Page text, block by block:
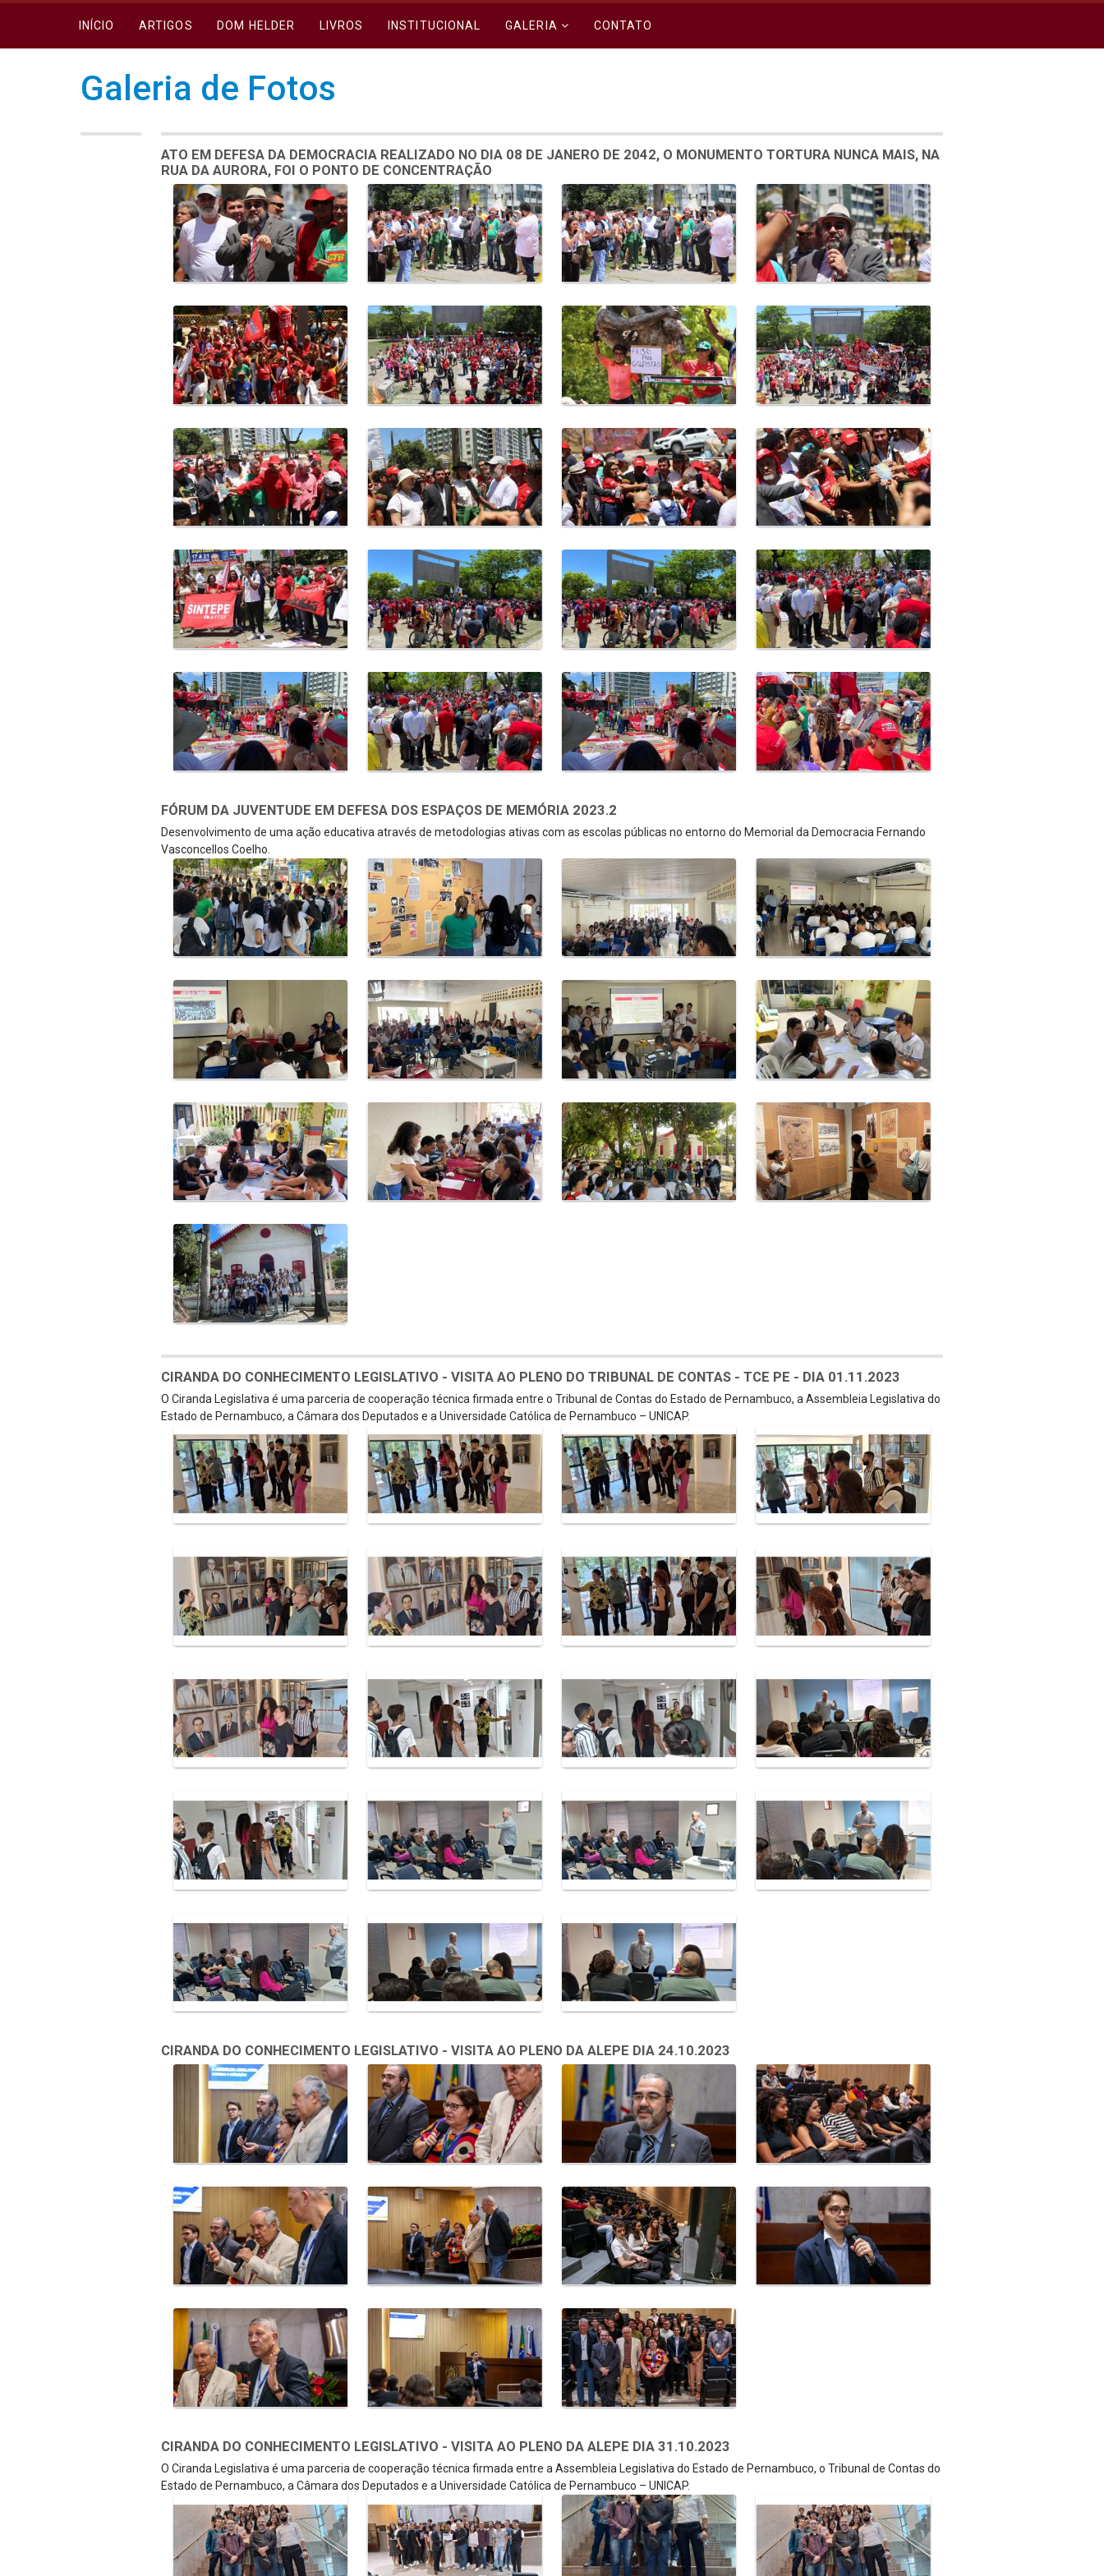
INÍCIO ARTIGOS DOM HELDER LIVROS INSTITUCIONAL GALERIA CONTATO
Galeria de Fotos
ATO EM DEFESA DA DEMOCRACIA REALIZADO NO DIA 08 DE JANERO DE 2042, O MONUMENTO TORTURA NUNCA MAIS, NA
RUA DA AURORA, FOI O PONTO DE CONCENTRAÇÃO
Galeria de Mídias
FÓRUM DA JUVENTUDE EM DEFESA DOS ESPAÇOS DE MEMÓRIA 2023.2
Desenvolvimento de uma ação educativa através de metodologias ativas com as escolas públicas no entorno do Memorial da Democracia Fernando
Vasconcellos Coelho.
Galeria de Mídias
CIRANDA DO CONHECIMENTO LEGISLATIVO - VISITA AO PLENO DO TRIBUNAL DE CONTAS - TCE PE - DIA 01.11.2023
O Ciranda Legislativa é uma parceria de cooperação técnica firmada entre o Tribunal de Contas do Estado de Pernambuco, a Assembleia Legislativa do
Estado de Pernambuco, a Câmara dos Deputados e a Universidade Católica de Pernambuco – UNICAP.
Galeria de Mídias
CIRANDA DO CONHECIMENTO LEGISLATIVO - VISITA AO PLENO DA ALEPE DIA 24.10.2023
Galeria de Mídias
CIRANDA DO CONHECIMENTO LEGISLATIVO - VISITA AO PLENO DA ALEPE DIA 31.10.2023
O Ciranda Legislativa é uma parceria de cooperação técnica firmada entre a Assembleia Legislativa do Estado de Pernambuco, o Tribunal de Contas do
Estado de Pernambuco, a Câmara dos Deputados e a Universidade Católica de Pernambuco – UNICAP.
Galeria de Mídias